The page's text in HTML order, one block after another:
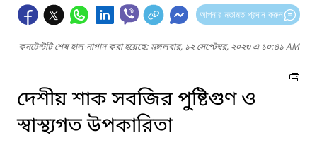
আপনার মতামত প্রদান করুন
কনটেন্টটি শেষ হাল-নাগাদ করা হয়েছে: মঙ্গলবার, ১২ সেপ্টেম্বর, ২০২৩ এ ১০:৪১ AM
দেশীয় শাক সবজির পুষ্টিগুণ ও
স্বাস্থ্যগত উপকারিতা